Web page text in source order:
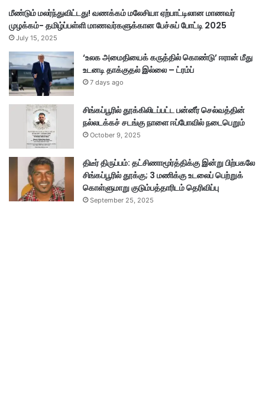
மீண்டும் மலர்ந்துவிட்டது! வணக்கம் மலேசியா ஏற்பாட்டிலான மாணவர்
முழக்கம்- தமிழ்ப்பள்ளி மாணவர்களுக்கான பேச்சுப் போட்டி 2025
July 15, 2025
‘உலக அமைதியைக் கருத்தில் கொண்டு’ ஈரான் மீது
உடனடி தாக்குதல் இல்லை – ட்ரம்ப்
7 days ago
சிங்கப்பூரில் தூக்கிலிடப்பட்ட பன்னீர் செல்வத்தின்
நல்லடக்கச் சடங்கு நாளை ஈப்போவில் நடைபெறும்
October 9, 2025
திடீர் திருப்பம்: தட்சிணாமூர்த்திக்கு இன்று பிற்பகலே
சிங்கப்பூரில் தூக்கு; 3 மணிக்கு உடலைப் பெற்றுக்
கொள்ளுமாறு குடும்பத்தாரிடம் தெரிவிப்பு
September 25, 2025